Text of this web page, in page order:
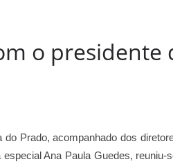
o presidente
Prado, acompanhado dos
Ana Paula Guedes, reuniu-